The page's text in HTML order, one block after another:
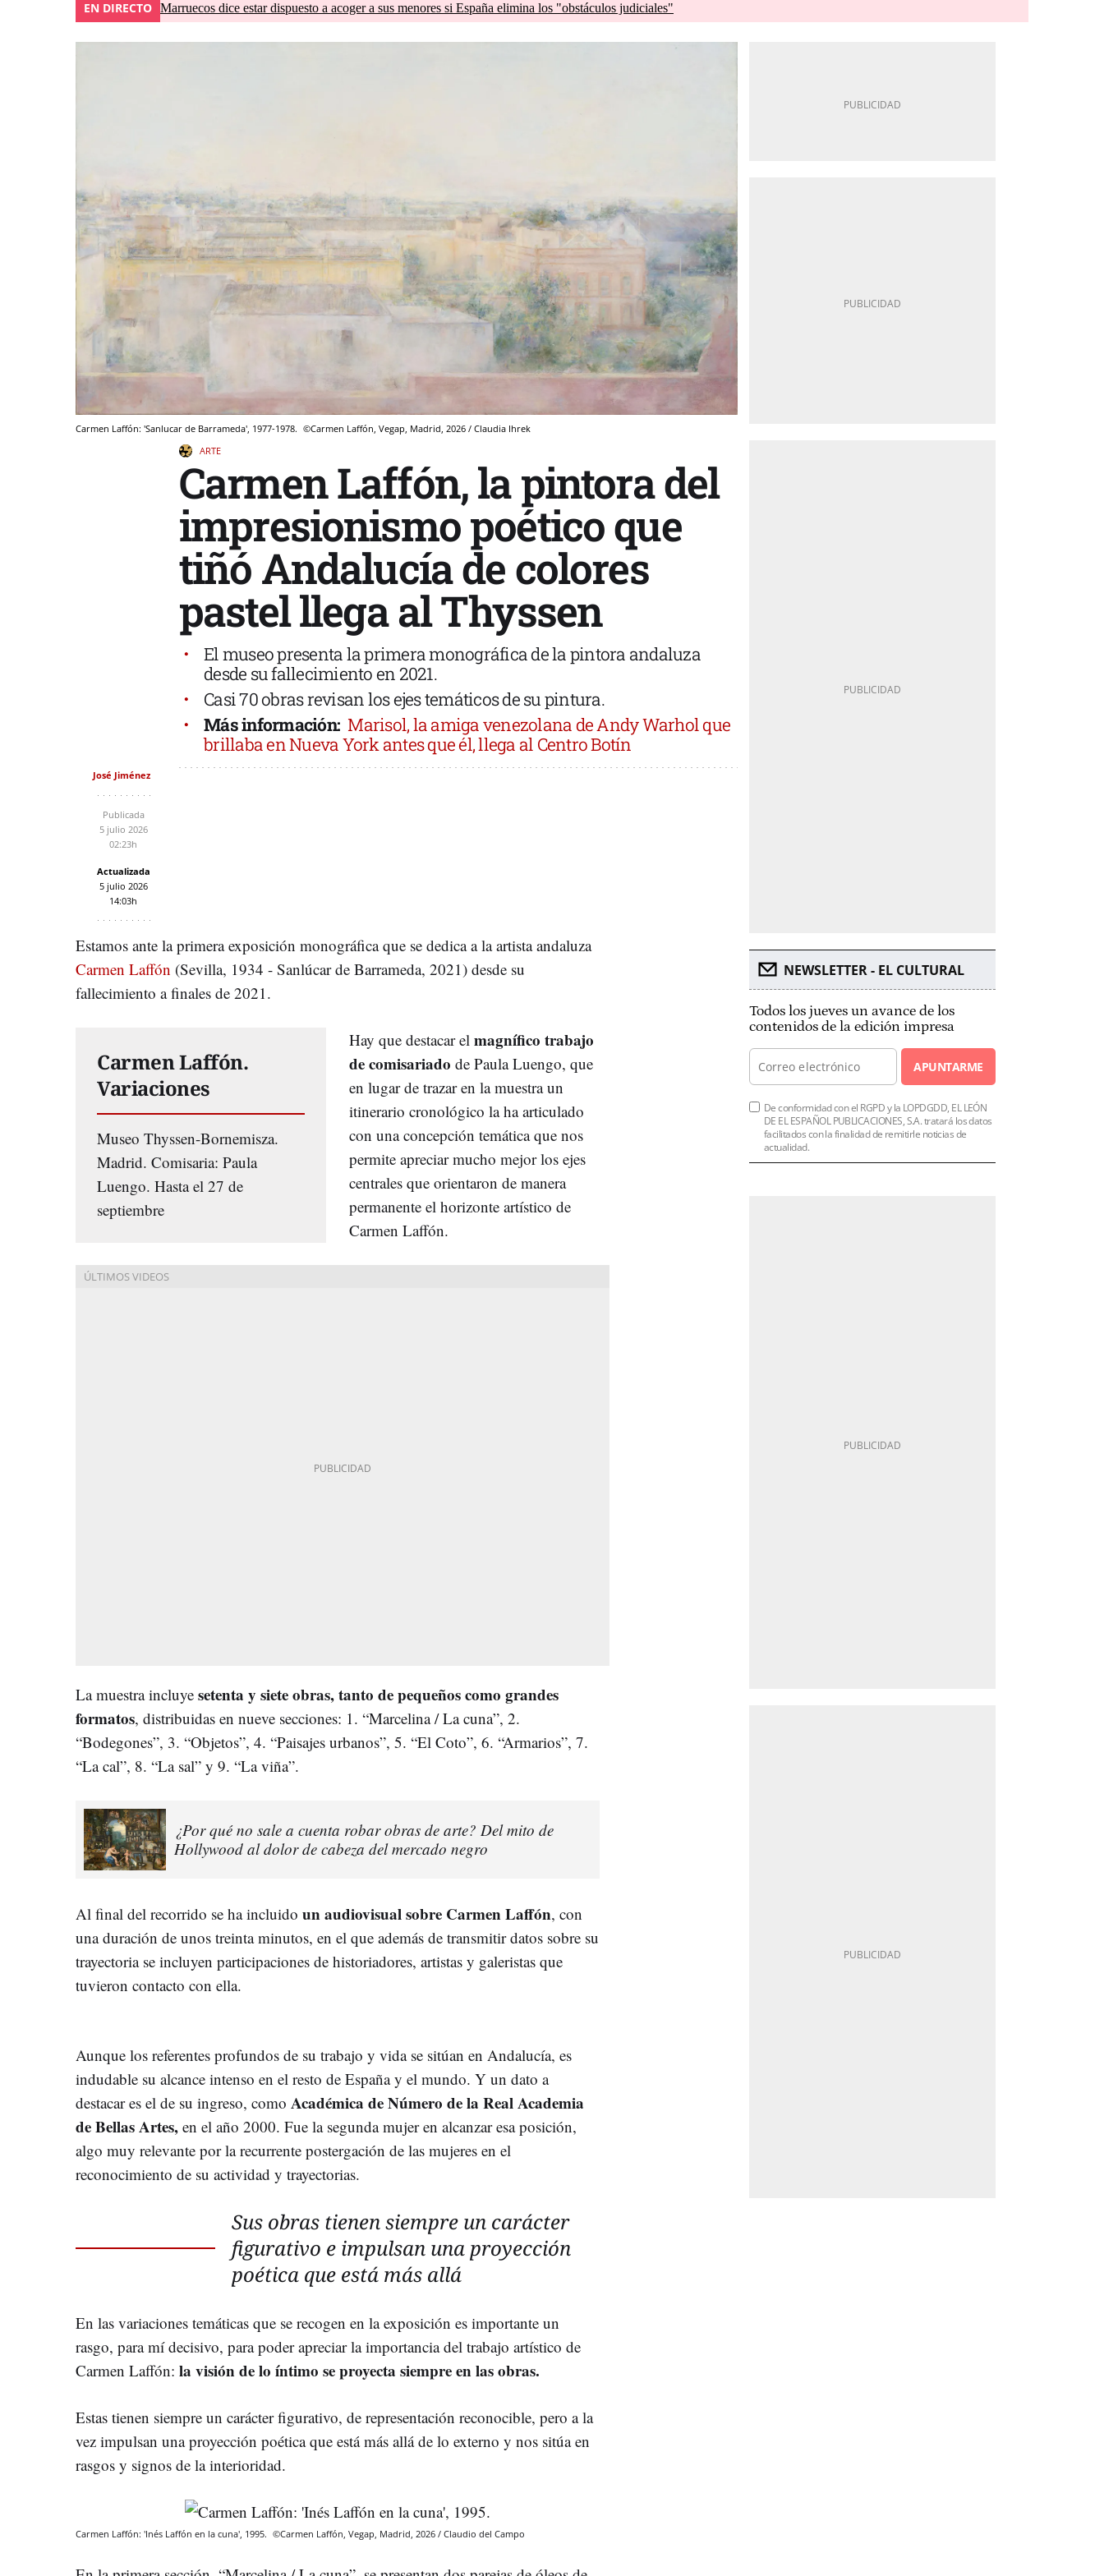
EN DIRECTO Marruecos dice estar dispuesto a acoger a sus menores si España elimina los "obstáculos judiciales"
Carmen Laffón: 'Sanlucar de Barrameda', 1977-1978. ©Carmen Laffón, Vegap, Madrid, 2026 / Claudia Ihrek
ARTE
Carmen Laffón, la pintora del
impresionismo poético que
tiñó Andalucía de colores
pastel llega al Thyssen
El museo presenta la primera monográfica de la pintora andaluza
desde su fallecimiento en 2021.
Casi 70 obras revisan los ejes temáticos de su pintura.
Más información: Marisol, la amiga venezolana de Andy Warhol que
brillaba en Nueva York antes que él, llega al Centro Botín
José Jiménez
Publicada
5 julio 2026
02:23h
Actualizada
5 julio 2026
14:03h
Estamos ante la primera exposición monográfica que se dedica a la artista andaluza
Carmen Laffón (Sevilla, 1934 - Sanlúcar de Barrameda, 2021) desde su
fallecimiento a finales de 2021.
Carmen Laffón.
Variaciones
Museo Thyssen-Bornemisza.
Madrid. Comisaria: Paula
Luengo. Hasta el 27 de
septiembre
Hay que destacar el magnífico trabajo
de comisariado de Paula Luengo, que
en lugar de trazar en la muestra un
itinerario cronológico la ha articulado
con una concepción temática que nos
permite apreciar mucho mejor los ejes
centrales que orientaron de manera
permanente el horizonte artístico de
Carmen Laffón.
La muestra incluye setenta y siete obras, tanto de pequeños como grandes
formatos, distribuidas en nueve secciones: 1. “Marcelina / La cuna”, 2.
“Bodegones”, 3. “Objetos”, 4. “Paisajes urbanos”, 5. “El Coto”, 6. “Armarios”, 7.
“La cal”, 8. “La sal” y 9. “La viña”.
¿Por qué no sale a cuenta robar obras de arte? Del mito de
Hollywood al dolor de cabeza del mercado negro
Al final del recorrido se ha incluido un audiovisual sobre Carmen Laffón, con
una duración de unos treinta minutos, en el que además de transmitir datos sobre su
trayectoria se incluyen participaciones de historiadores, artistas y galeristas que
tuvieron contacto con ella.
Aunque los referentes profundos de su trabajo y vida se sitúan en Andalucía, es
indudable su alcance intenso en el resto de España y el mundo. Y un dato a
destacar es el de su ingreso, como Académica de Número de la Real Academia
de Bellas Artes, en el año 2000. Fue la segunda mujer en alcanzar esa posición,
algo muy relevante por la recurrente postergación de las mujeres en el
reconocimiento de su actividad y trayectorias.
Sus obras tienen siempre un carácter
figurativo e impulsan una proyección
poética que está más allá
En las variaciones temáticas que se recogen en la exposición es importante un
rasgo, para mí decisivo, para poder apreciar la importancia del trabajo artístico de
Carmen Laffón: la visión de lo íntimo se proyecta siempre en las obras.
Estas tienen siempre un carácter figurativo, de representación reconocible, pero a la
vez impulsan una proyección poética que está más allá de lo externo y nos sitúa en
rasgos y signos de la interioridad.
Carmen Laffón: 'Inés Laffón en la cuna', 1995. ©Carmen Laffón, Vegap, Madrid, 2026 / Claudio del Campo
NEWSLETTER - EL CULTURAL
Todos los jueves un avance de los
contenidos de la edición impresa
APUNTARME
De conformidad con el RGPD y la LOPDGDD, EL LEÓN
DE EL ESPAÑOL PUBLICACIONES, S.A. tratará los datos
facilitados con la finalidad de remitirle noticias de
actualidad.